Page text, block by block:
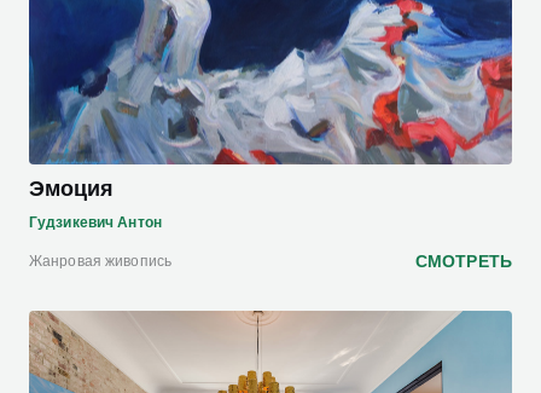
Эмоция
Гудзикевич Антон
Жанровая живопись СМОТРЕТЬ